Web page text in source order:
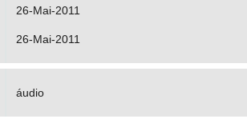
26-Mai-2011
26-Mai-2011
áudio